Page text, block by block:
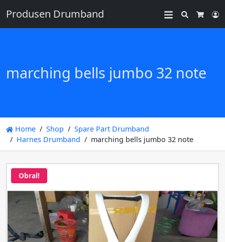
Produsen Drumband
Search
marching bells jumbo 32 note
Home Shop
Spare Part Drumband
Harnes Drumband
marching bells jumbo 32 note
Obral!